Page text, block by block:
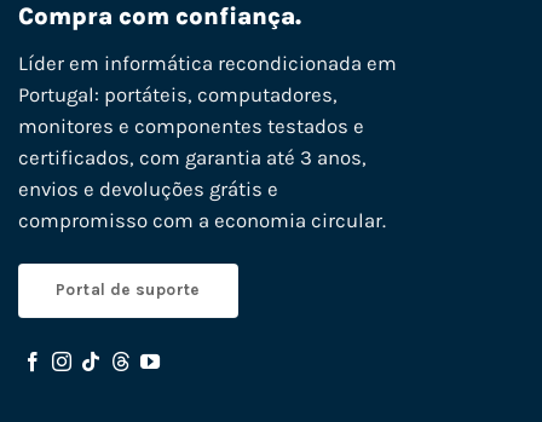
Compra com confiança.
Líder em informática recondicionada em
Portugal: portáteis, computadores,
monitores e componentes testados e
certificados, com garantia até 3 anos,
envios e devoluções grátis e
compromisso com a economia circular.
Portal de suporte